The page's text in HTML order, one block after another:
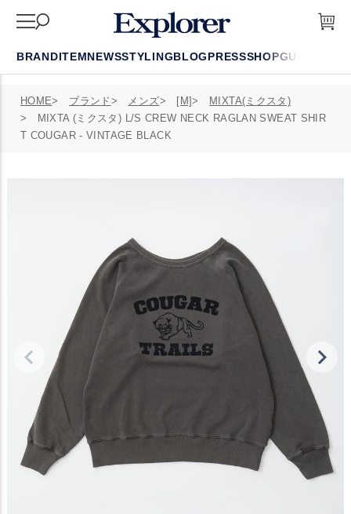
BRANDITEMNEWSSTYLINGBLOGPRESSSHOPGUIDE
HOME ブランド メンズ [M]
MIXTA(ミクスタ)
MIXTA (ミクスタ) L/S CREW NECK RAGLAN SWEAT SHIR
T COUGAR - VINTAGE BLACK